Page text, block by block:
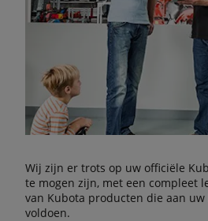
Wij zijn er trots op uw officiële
te mogen zijn, met een compleet
van Kubota producten die aan
voldoen.